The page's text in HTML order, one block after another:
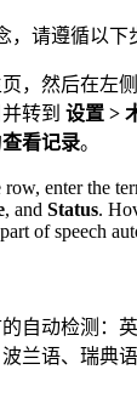
请遵循以下
，然后在左
转到 设置 >
查看记录。
enter the
, and Status.
of speech
自动检测：
兰语、瑞典